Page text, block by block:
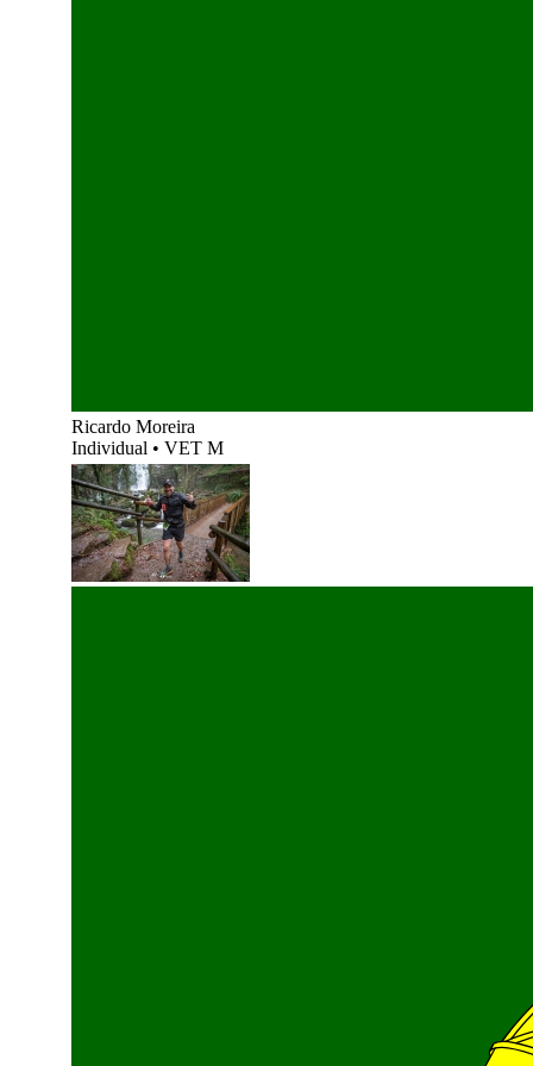
Ricardo Moreira
Individual • VET M